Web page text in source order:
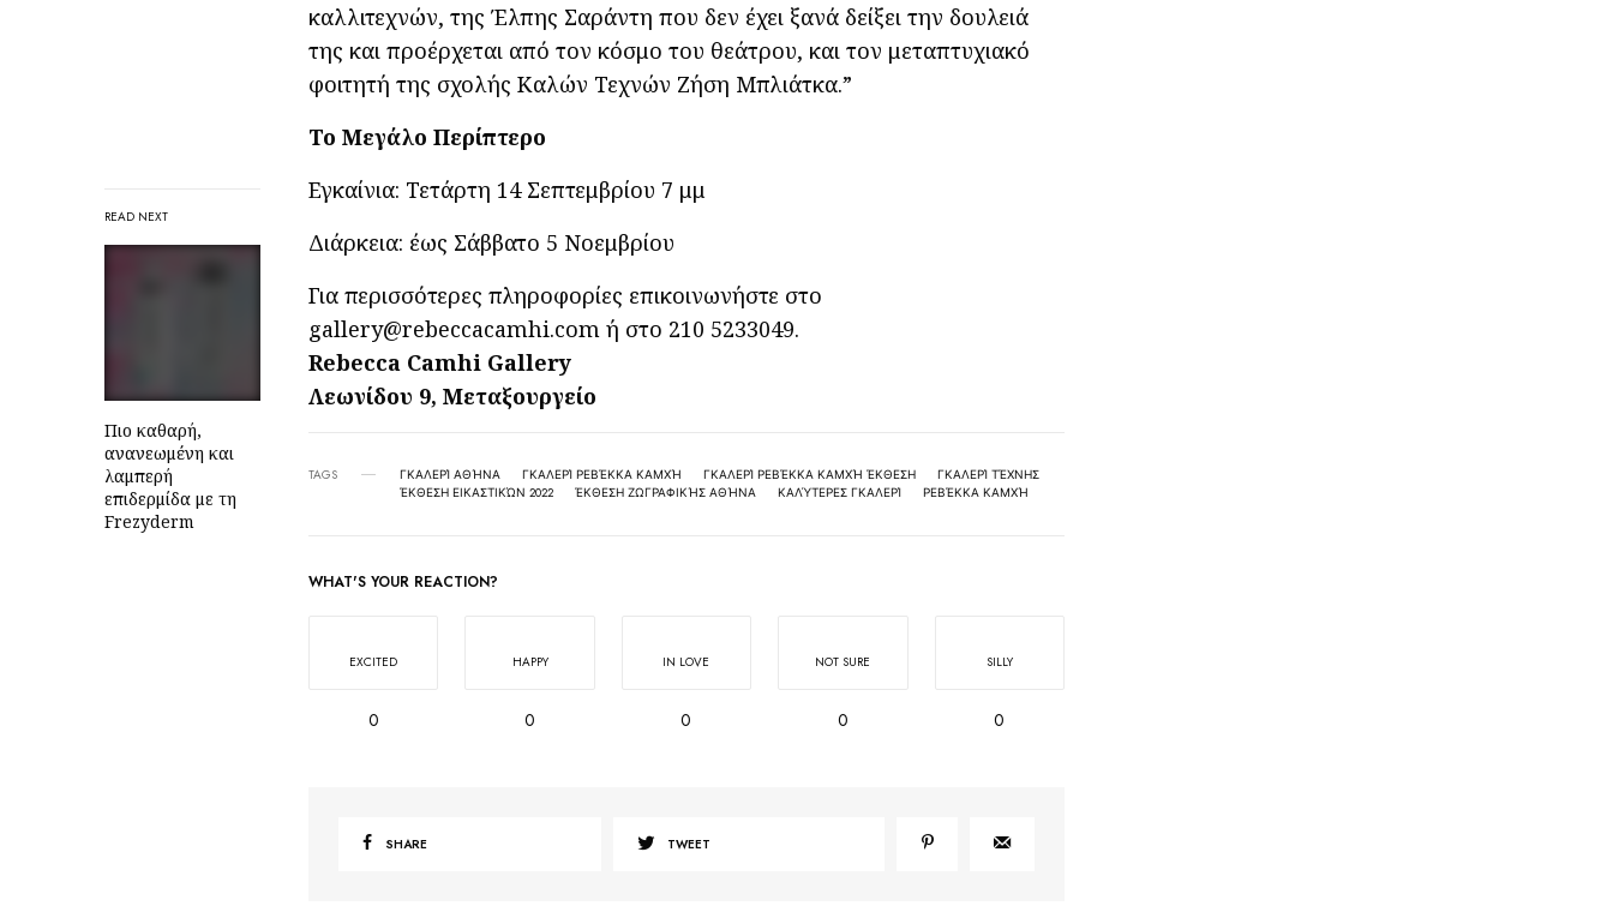
READ NEXT
Πιο καθαρή,
ανανεωμένη και
λαμπερή
επιδερμίδα με τη
Frezyderm
καλλιτεχνών, της Έλπης Σαράντη που δεν έχει ξανά δείξει την δουλειά
της και προέρχεται από τον κόσμο του θεάτρου, και τον μεταπτυχιακό
φοιτητή της σχολής Καλών Τεχνών Ζήση Μπλιάτκα.”
Το Μεγάλο Περίπτερο
Εγκαίνια: Τετάρτη 14 Σεπτεμβρίου 7 μμ
Διάρκεια: έως Σάββατο 5 Νοεμβρίου
Για περισσότερες πληροφορίες επικοινωνήστε στο
gallery@rebeccacamhi.com ή στο 210 5233049.
Rebecca Camhi Gallery
Λεωνίδου 9, Μεταξουργείο
TAGS ΓΚΑΛΕΡΊ ΑΘΉΝΑ ΓΚΑΛΕΡΊ ΡΕΒΈΚΚΑ ΚΑΜΧΉ ΓΚΑΛΕΡΊ ΡΕΒΈΚΚΑ ΚΑΜΧΉ ΈΚΘΕΣΗ
ΓΚΑΛΕΡΊ ΤΈΧΝΗΣ
ΈΚΘΕΣΗ ΕΙΚΑΣΤΙΚΏΝ 2022
ΈΚΘΕΣΗ ΖΩΓΡΑΦΙΚΉΣ ΑΘΉΝΑ ΚΑΛΎΤΕΡΕΣ ΓΚΑΛΕΡΊ ΡΕΒΈΚΚΑ ΚΑΜΧΉ
WHAT'S YOUR REACTION?
EXCITED
0
HAPPY
0
IN LOVE
0
NOT SURE
0
SILLY
0
SHARE TWEET